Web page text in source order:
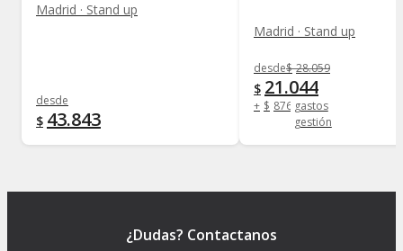
Madrid · Stand up
desde
$ 43.843
Madrid · Stand up
desde$ 28.059
$ 21.044
+ $ 876 gastos
gestión
¿Dudas? Contactanos